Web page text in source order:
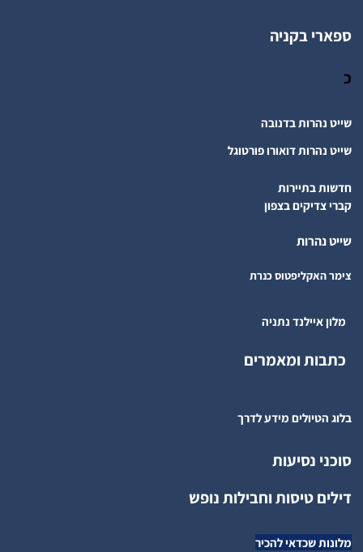
ספארי בקניה
כ
שייט נהרות בדנובה
שייט נהרות דואורו פורטוגל
חדשות בתיירות
קברי צדיקים בצפון
שייט נהרות
צימר האקליפטוס כנרת
מלון איילנד נתניה
כתבות ומאמרים
בלוג הטיולים מידע לדרך
סוכני נסיעות
דילים טיסות וחבילות נופש
מלונות שכדאי להכיר